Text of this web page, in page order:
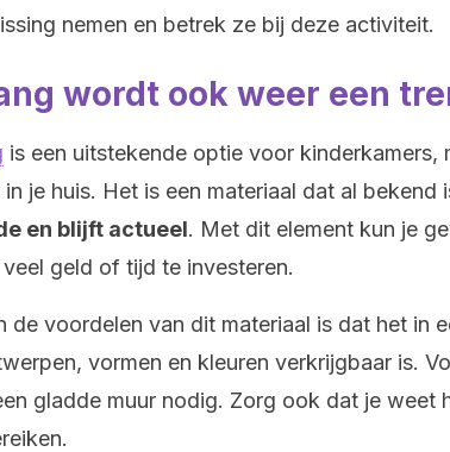
nemen en betrek ze bij deze activiteit.
wordt ook weer een
is een uitstekende optie voor kinderkamers,
in je huis. Het is een materiaal dat al bekend
en blijft actueel. Met dit element kun je
geld of tijd te investeren.
de voordelen van dit materiaal is dat het in
vormen en kleuren verkrijgbaar is.
gladde muur nodig. Zorg ook dat je weet